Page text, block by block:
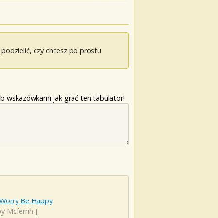
czy chcesz po prostu
wskazówkami jak grać ten tabulator!
Be Happy
Mcferrin ]